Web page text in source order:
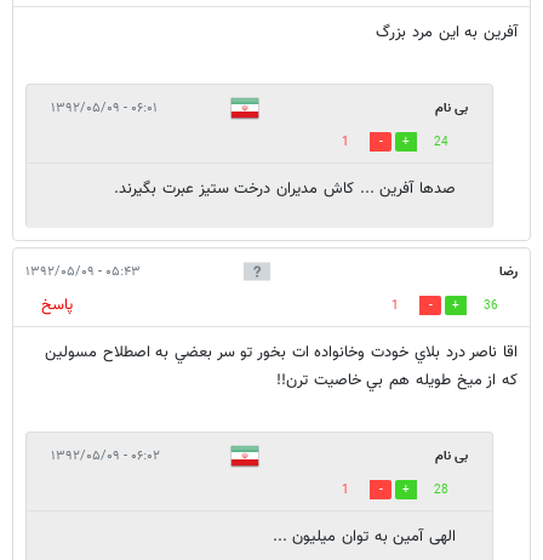
آفرین به این مرد بزرگ
بی نام ۰۶:۰۱ - ۱۳۹۲/۰۵/۰۹
24
1
صدها آفرین ... کاش مدیران درخت ستیز عبرت بگیرند.
رضا ۰۵:۴۳ - ۱۳۹۲/۰۵/۰۹
36
1
پاسخ
اقا ناصر درد بلاي خودت وخانواده ات بخور تو سر بعضي به اصطلاح مسولين
كه از ميخ طويله هم بي خاصيت ترن!!
بی نام ۰۶:۰۲ - ۱۳۹۲/۰۵/۰۹
28
1
الهی آمین به توان میلیون ...